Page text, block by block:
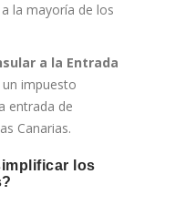
la mayoría de los
a la Entrada
un impuesto
entrada de
Canarias.
los